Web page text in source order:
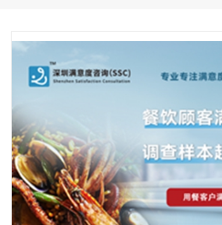
公共事务满意度调查
营商环境满意度
服务满意度调查